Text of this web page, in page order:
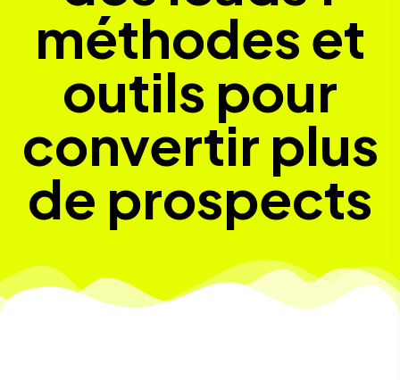
méthodes et
outils pour
convertir plus
de prospects